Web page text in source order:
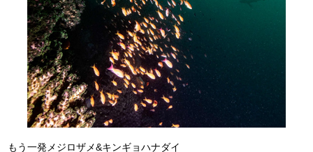
もう一発メジロザメ&キンギョハナダイ